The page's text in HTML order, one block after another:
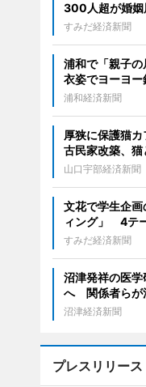
300人超が婚姻
すみだ経済新聞
浦和で「親子
衣姿でヨーヨ
浦和経済新聞
厚狭に保護猫
古民家改築、
山口宇部経済新聞
文花で学生企
ィング」 4テ
すみだ経済新聞
沼津発祥の医
へ 関係者らが
沼津経済新聞
プレスリリース